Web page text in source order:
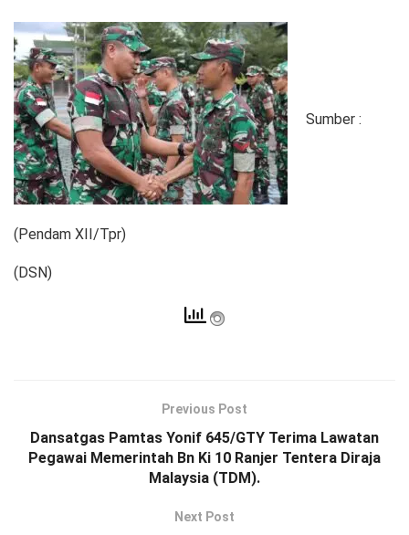
Sumber :
(Pendam XII/Tpr)
(DSN)
Previous Post
Dansatgas Pamtas Yonif 645/GTY Terima Lawatan
Pegawai Memerintah Bn Ki 10 Ranjer Tentera Diraja
Malaysia (TDM).
Next Post